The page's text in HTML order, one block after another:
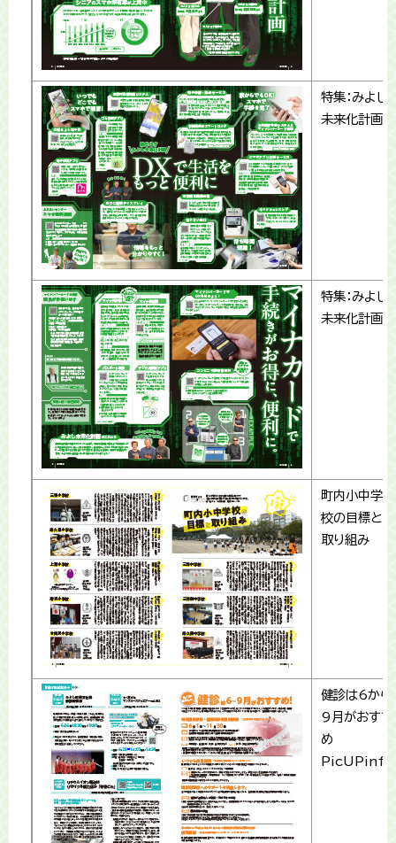
特集：みよし
未来化計画
特集：みよし
未来化計画
町内小中学
校の目標と
取り組み
健診は6から
9月がおすす
め
PicUPinfo